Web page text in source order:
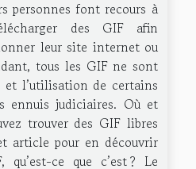
personnes font recours à
des GIF afin
leur site internet ou
tous les GIF ne sont
l’utilisation de certains
ennuis judiciaires. Où et
trouver des GIF libres
article pour en découvrir
qu’est-ce que c’est ? Le